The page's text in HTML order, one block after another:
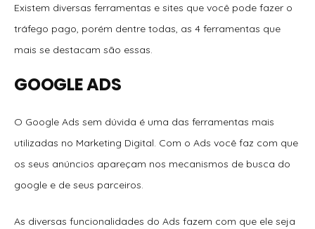
Existem diversas ferramentas e sites que você pode fazer o
tráfego pago, porém dentre todas, as 4 ferramentas que
mais se destacam são essas.
GOOGLE ADS
O Google Ads sem dúvida é uma das ferramentas mais
utilizadas no Marketing Digital. Com o Ads você faz com que
os seus anúncios apareçam nos mecanismos de busca do
google e de seus parceiros.
As diversas funcionalidades do Ads fazem com que ele seja